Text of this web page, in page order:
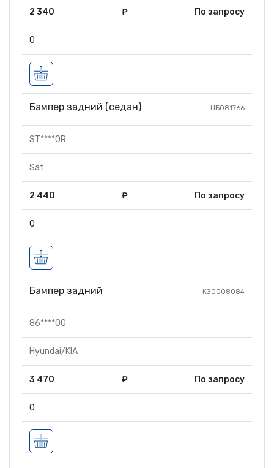
2 340 ₽ По запросу
0
Бампер задний (седан) ЦБ081766
ST****0R
Sat
2 440 ₽ По запросу
0
Бампер задний КЗ0008084
86****00
Hyundai/KIA
3 470 ₽ По запросу
0